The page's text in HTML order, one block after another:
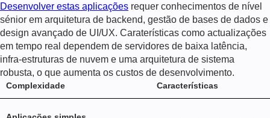
Desenvolver estas aplicações requer conhecimentos de nível
sénior em arquitetura de backend, gestão de bases de dados e
design avançado de UI/UX. Caraterísticas como actualizações
em tempo real dependem de servidores de baixa latência,
infra-estruturas de nuvem e uma arquitetura de sistema
robusta, o que aumenta os custos de desenvolvimento.
Complexidade Características